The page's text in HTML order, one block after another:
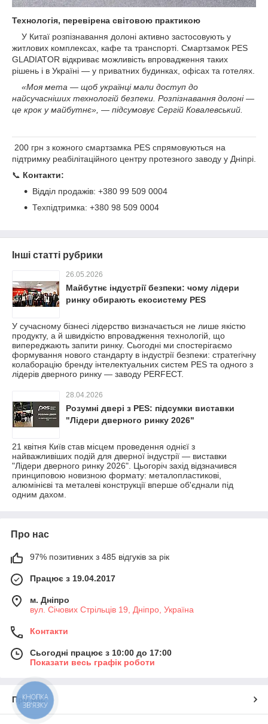
Технологія, перевірена світовою практикою
У Китаї розпізнавання долоні активно застосовують у
житлових комплексах, кафе та транспорті. Смартзамок PES
GLADIATOR відкриває можливість впровадження таких
рішень і в Україні — у приватних будинках, офісах та готелях.
«Моя мета — щоб українці мали доступ до
найсучасніших технологій безпеки. Розпізнавання долоні —
це крок у майбутнє», — підсумовує Сергій Ковалевський.
200 грн з кожного смартзамка PES спрямовуються на
підтримку реабілітаційного центру протезного заводу у Дніпрі.
📞 Контакти:
Відділ продажів: +380 99 509 0004
Техпідтримка: +380 98 509 0004
Інші статті рубрики
26.05.2026
Майбутнє індустрії безпеки: чому лідери
ринку обирають екосистему PES
У сучасному бізнесі лідерство визначається не лише якістю
продукту, а й швидкістю впровадження технологій, що
випереджають запити ринку. Сьогодні ми спостерігаємо
формування нового стандарту в індустрії безпеки: стратегічну
колаборацію бренду інтелектуальних систем PES та одного з
лідерів дверного ринку — заводу PERFECT.
28.04.2026
Розумні двері з PES: підсумки виставки
"Лідери дверного ринку 2026"
21 квітня Київ став місцем проведення однієї з
найважливіших подій для дверної індустрії — виставки
"Лідери дверного ринку 2026". Цьогоріч захід відзначився
принциповою новизною формату: металопластикові,
алюмінієві та металеві конструкції вперше об'єднали під
одним дахом.
Про нас
97% позитивних з 485 відгуків за рік
Працює з 19.04.2017
м. Дніпро
вул. Січових Стрільців 19, Дніпро, Україна
Контакти
Сьогодні працює з 10:00 до 17:00
Показати весь графік роботи
Про нас
КНОПКА
ЗВ'ЯЗКУ